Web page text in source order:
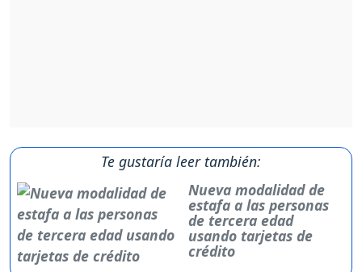
Te gustaría leer también:
Nueva modalidad de
estafa a las personas
de tercera edad
usando tarjetas de
crédito